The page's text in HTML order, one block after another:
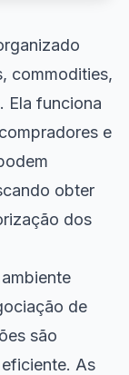
commodities,
Ela funciona
e
obter
dos
de
são
As